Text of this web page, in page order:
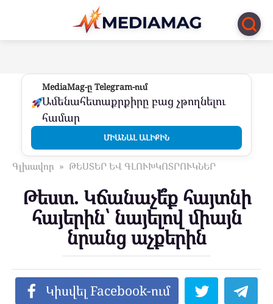
Перейти
контенту
MediaMag-ը Telegram-ում
Ամենահետաքրքիրը բաց չթողնելու
համար
ՄԻԱՆԱԼ ԱԼԻՔԻՆ
Գլխավոր » ԹԵՍՏԵՐ ԵՎ ԳԼՈՒԽԿՈՏՐՈՒԿՆԵՐ
Թեստ. Կճանաչե՞ք հայտնի
հայերին՝ նայելով միայն
նրանց աչքերին
Կիսվել Facebook-ում